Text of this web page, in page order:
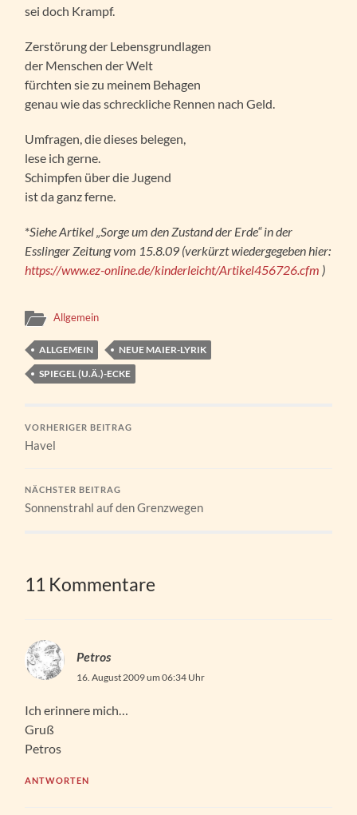
sei doch Krampf.
Zerstörung der Lebensgrundlagen
der Menschen der Welt
fürchten sie zu meinem Behagen
genau wie das schreckliche Rennen nach Geld.
Umfragen, die dieses belegen,
lese ich gerne.
Schimpfen über die Jugend
ist da ganz ferne.
*Siehe Artikel „Sorge um den Zustand der Erde“ in der
Esslinger Zeitung vom 15.8.09 (verkürzt wiedergegeben hier:
https://www.ez-online.de/kinderleicht/Artikel456726.cfm )
Allgemein
ALLGEMEIN
NEUE MAIER-LYRIK
SPIEGEL (U.Ä.)-ECKE
VORHERIGER BEITRAG
Havel
NÄCHSTER BEITRAG
Sonnenstrahl auf den Grenzwegen
11 Kommentare
Petros
16. August 2009 um 06:34 Uhr
Ich erinnere mich…
Gruß
Petros
ANTWORTEN